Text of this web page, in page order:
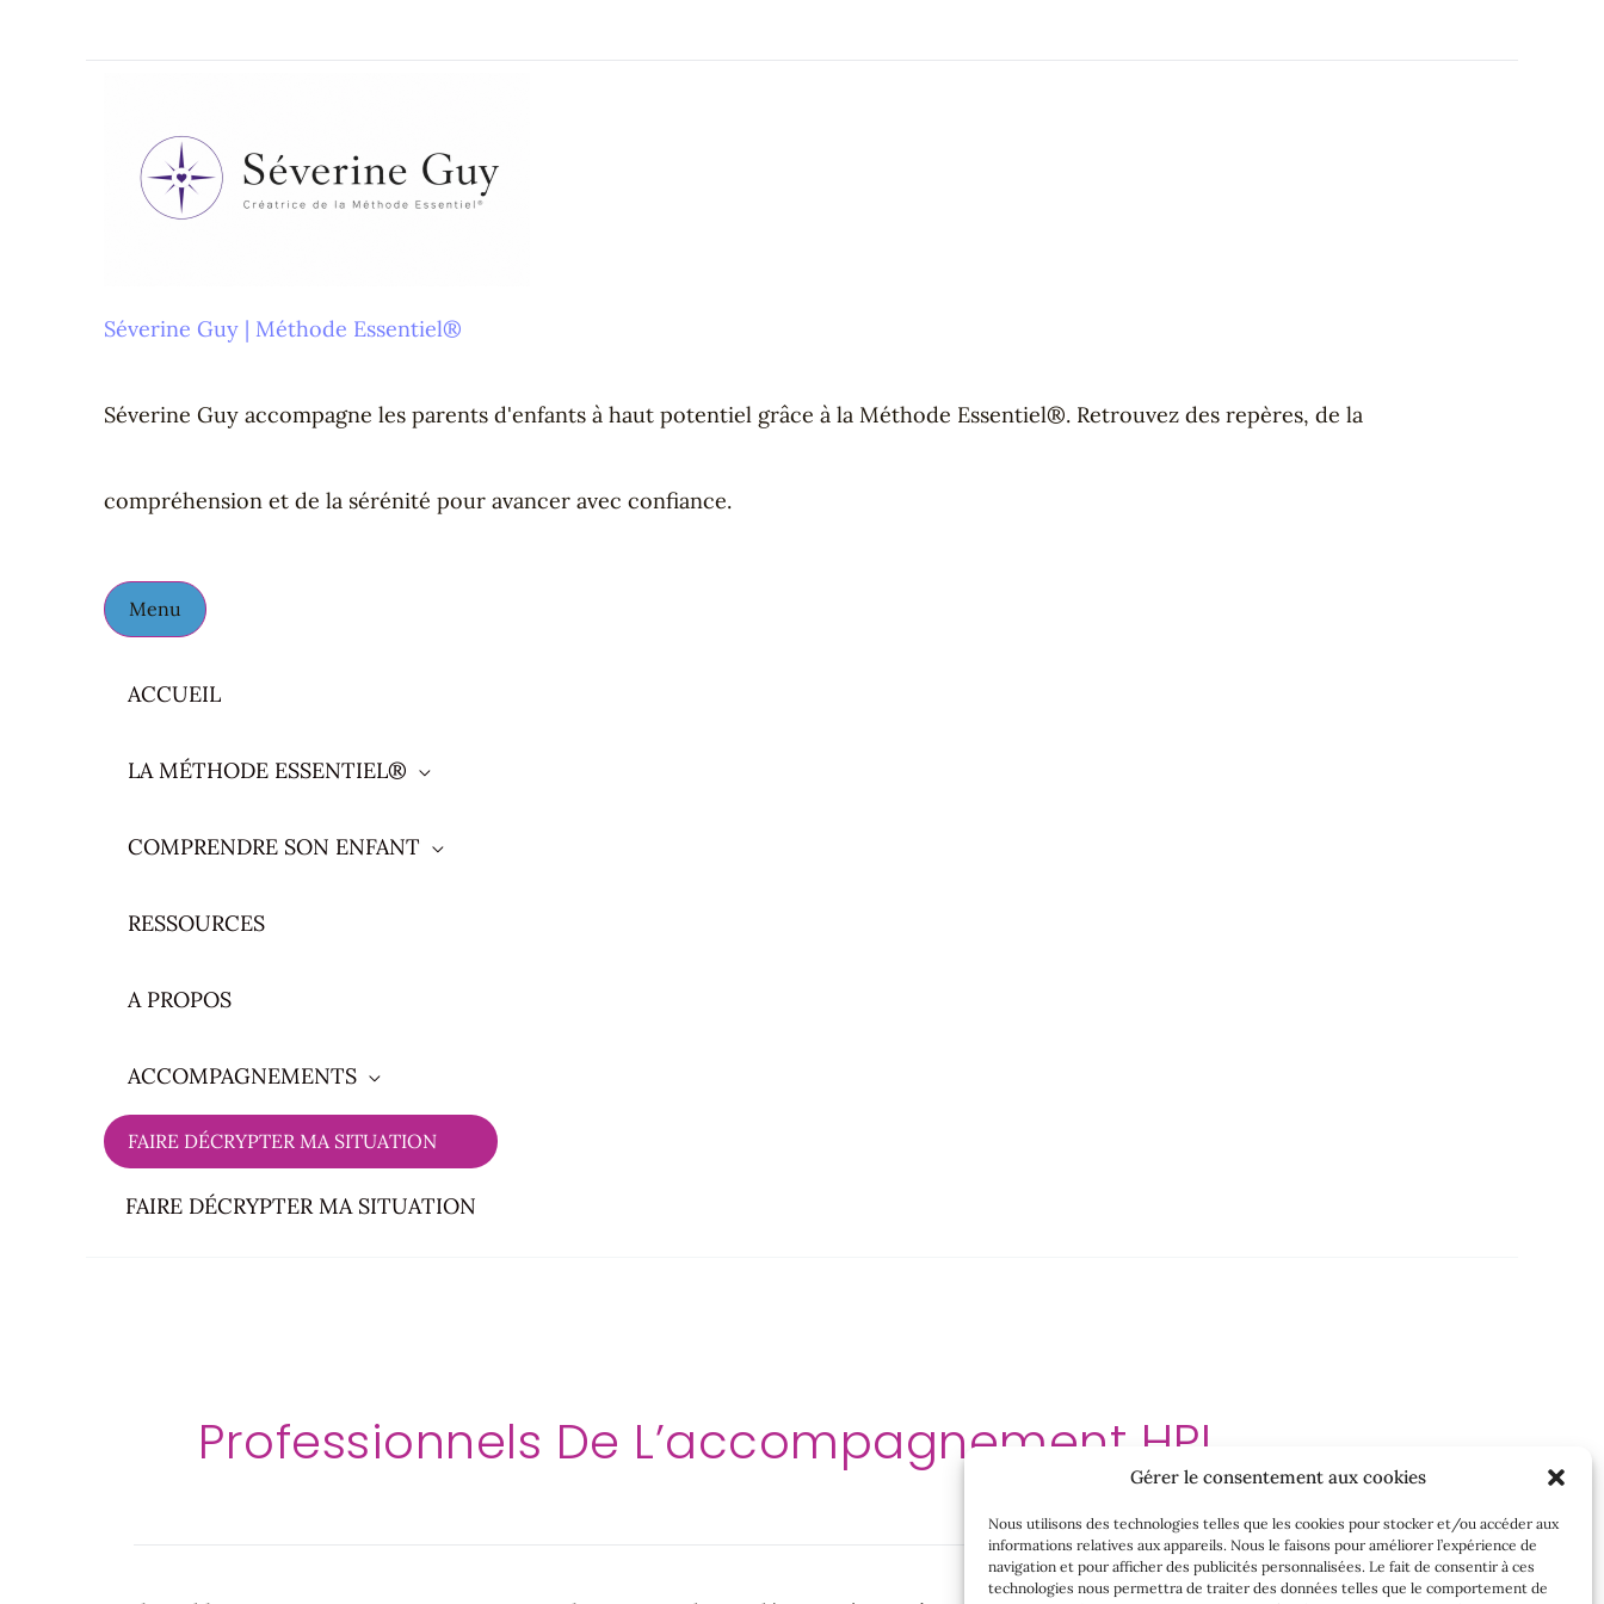
Gérer le consentement aux cookies
Nous utilisons des technologies telles que les cookies pour stocker et/ou accéder aux
informations relatives aux appareils. Nous le faisons pour améliorer l’expérience de
navigation et pour afficher des publicités personnalisées. Le fait de consentir à ces
technologies nous permettra de traiter des données telles que le comportement de
Séverine Guy | Méthode Essentiel®
Séverine Guy accompagne les parents d'enfants à haut potentiel grâce à la Méthode Essentiel®. Retrouvez des repères, de la
compréhension et de la sérénité pour avancer avec confiance.
Menu
ACCUEIL
LA MÉTHODE ESSENTIEL®
COMPRENDRE SON ENFANT
RESSOURCES
A PROPOS
ACCOMPAGNEMENTS
FAIRE DÉCRYPTER MA SITUATION
FAIRE DÉCRYPTER MA SITUATION
Professionnels De L’accompagnement HPI